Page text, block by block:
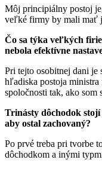
Môj principiálny postoj
veľké firmy by mali mať
Čo sa týka veľkých
nebola efektívne
Pri tejto osobitnej dani je
hľadiska postoja
spoločnosti tak, ako
Trinásty dôchodok
aby ostal zachovaný?
Po prvé treba pri tvorbe
dôchodkom a inými